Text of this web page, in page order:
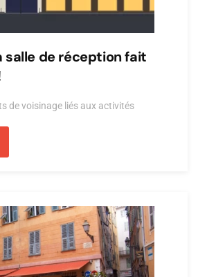
salle de réception fait
de voisinage liés aux activités